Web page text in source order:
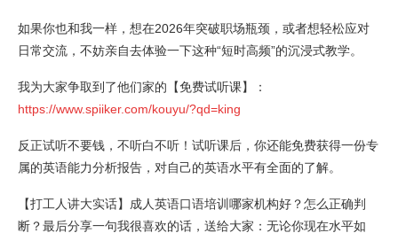
如果你也和我一样，想在2026年突破职场瓶颈，或者想轻松应对
日常交流，不妨亲自去体验一下这种“短时高频”的沉浸式教学。
我为大家争取到了他们家的【免费试听课】：
https://www.spiiker.com/kouyu/?qd=king
反正试听不要钱，不听白不听！试听课后，你还能免费获得一份专
属的英语能力分析报告，对自己的英语水平有全面的了解。
【打工人讲大实话】成人英语口语培训哪家机构好？怎么正确判
断？最后分享一句我很喜欢的话，送给大家：无论你现在水平如